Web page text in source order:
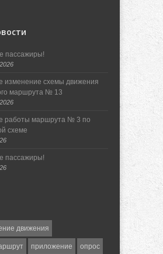
пассажиры!
изменение схемы движения
маршрута № 13
работы маршрута № 3 по
схеме
пассажиры!
движения
приложение опрос